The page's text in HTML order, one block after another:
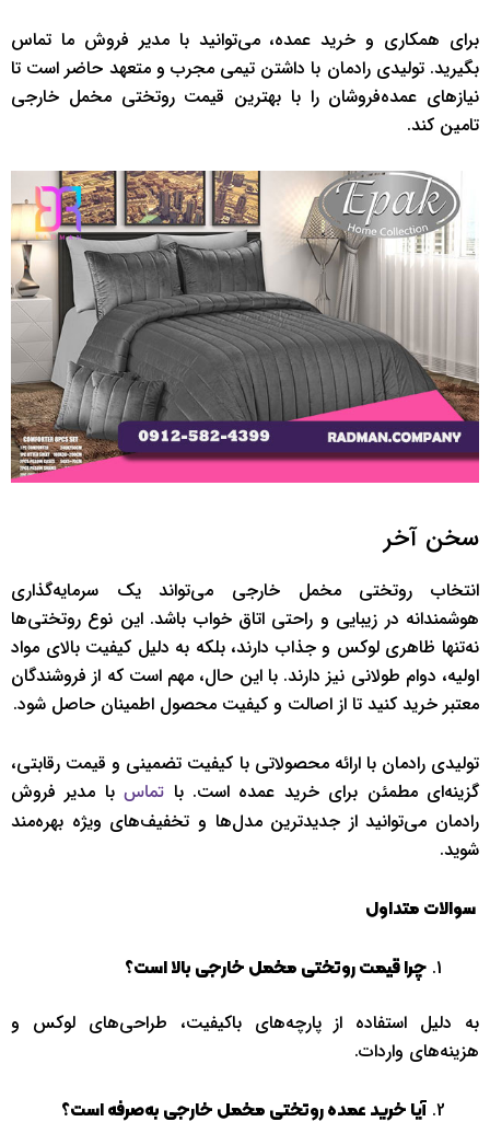
برای همکاری و خرید عمده، می‌توانید با مدیر فروش ما تماس
بگیرید. تولیدی رادمان با داشتن تیمی مجرب و متعهد حاضر است تا
نیازهای عمده‌فروشان را با بهترین قیمت روتختی مخمل خارجی
تامین کند.
سخن آخر
انتخاب روتختی مخمل خارجی می‌تواند یک سرمایه‌گذاری
هوشمندانه در زیبایی و راحتی اتاق خواب باشد. این نوع روتختی‌ها
نه‌تنها ظاهری لوکس و جذاب دارند، بلکه به دلیل کیفیت بالای مواد
اولیه، دوام طولانی نیز دارند. با این حال، مهم است که از فروشندگان
معتبر خرید کنید تا از اصالت و کیفیت محصول اطمینان حاصل شود.
تولیدی رادمان با ارائه محصولاتی با کیفیت تضمینی و قیمت رقابتی،
گزینه‌ای مطمئن برای خرید عمده است. با تماسبا مدیر فروش
رادمان می‌توانید از جدیدترین مدل‌ها و تخفیف‌های ویژه بهره‌مند
شوید.
سوالات متداول
چرا قیمت روتختی مخمل خارجی بالا است؟
به دلیل استفاده از پارچه‌های باکیفیت، طراحی‌های لوکس و
هزینه‌های واردات.
آیا خرید عمده روتختی مخمل خارجی به‌صرفه است؟